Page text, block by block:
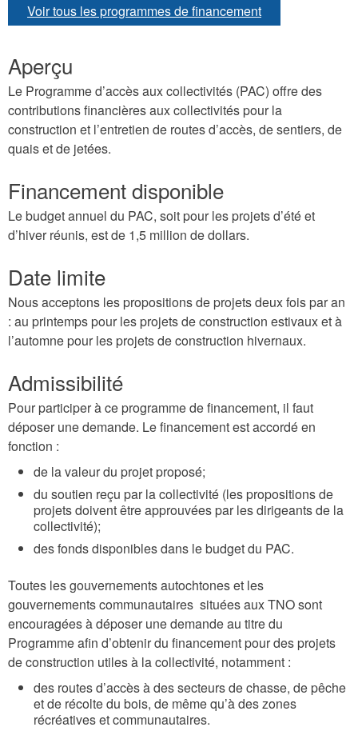
Voir tous les programmes de financement
Aperçu
Le Programme d’accès aux collectivités (PAC) offre des
contributions financières aux collectivités pour la
construction et l’entretien de routes d’accès, de sentiers, de
quais et de jetées.
Financement disponible
Le budget annuel du PAC, soit pour les projets d’été et
d’hiver réunis, est de 1,5 million de dollars.
Date limite
Nous acceptons les propositions de projets deux fois par an
: au printemps pour les projets de construction estivaux et à
l’automne pour les projets de construction hivernaux.
Admissibilité
Pour participer à ce programme de financement, il faut
déposer une demande. Le financement est accordé en
fonction :
de la valeur du projet proposé;
du soutien reçu par la collectivité (les propositions de
projets doivent être approuvées par les dirigeants de la
collectivité);
des fonds disponibles dans le budget du PAC.
Toutes les gouvernements autochtones et les
gouvernements communautaires situées aux TNO sont
encouragées à déposer une demande au titre du
Programme afin d’obtenir du financement pour des projets
de construction utiles à la collectivité, notamment :
des routes d’accès à des secteurs de chasse, de pêche
et de récolte du bois, de même qu’à des zones
récréatives et communautaires.